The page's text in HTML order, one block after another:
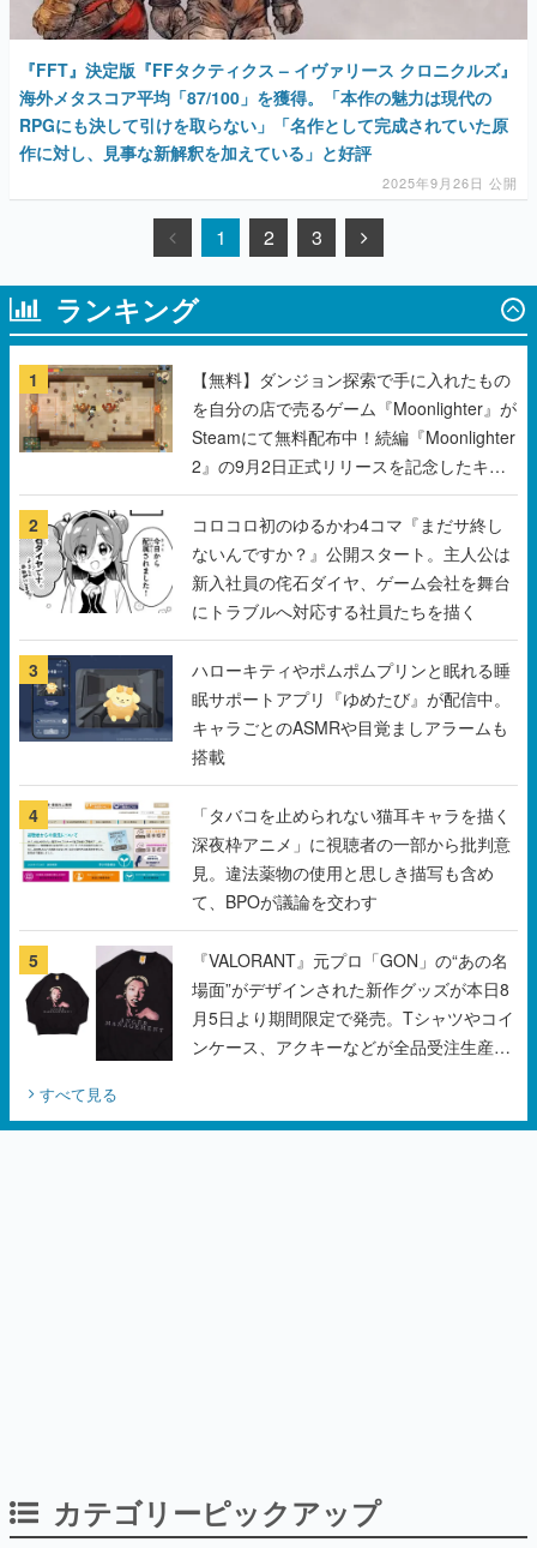
『FFT』決定版『FFタクティクス – イヴァリース クロニクルズ』
海外メタスコア平均「87/100」を獲得。「本作の魅力は現代の
RPGにも決して引けを取らない」「名作として完成されていた原
作に対し、見事な新解釈を加えている」と好評
2025年9月26日 公開
1 2 3
ランキング
1
【無料】ダンジョン探索で手に入れたもの
を自分の店で売るゲーム『Moonlighter』が
Steamにて無料配布中！続編『Moonlighter
2』の9月2日正式リリースを記念したキャ
ンペーン
2
コロコロ初のゆるかわ4コマ『まだサ終し
ないんですか？』公開スタート。主人公は
新入社員の侘石ダイヤ、ゲーム会社を舞台
にトラブルへ対応する社員たちを描く
3
ハローキティやポムポムプリンと眠れる睡
眠サポートアプリ『ゆめたび』が配信中。
キャラごとのASMRや目覚ましアラームも
搭載
4
「タバコを止められない猫耳キャラを描く
深夜枠アニメ」に視聴者の一部から批判意
見。違法薬物の使用と思しき描写も含め
て、BPOが議論を交わす
5
『VALORANT』元プロ「GON」の“あの名
場面”がデザインされた新作グッズが本日8
月5日より期間限定で発売。Tシャツやコイ
ンケース、アクキーなどが全品受注生産で
すべて見る
カテゴリーピックアップ